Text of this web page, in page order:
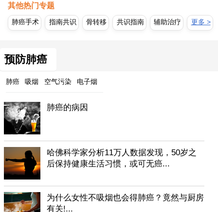
其他热门专题
肺癌手术 指南共识 骨转移 共识指南 辅助治疗 更多 >
预防肺癌
肺癌 吸烟 空气污染 电子烟
肺癌的病因
哈佛科学家分析11万人数据发现，50岁之
后保持健康生活习惯，或可无癌...
为什么女性不吸烟也会得肺癌？竟然与厨房
有关!...